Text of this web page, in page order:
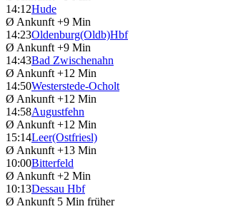
14:12Hude
Ø Ankunft +9 Min
14:23Oldenburg(Oldb)Hbf
Ø Ankunft +9 Min
14:43Bad Zwischenahn
Ø Ankunft +12 Min
14:50Westerstede-Ocholt
Ø Ankunft +12 Min
14:58Augustfehn
Ø Ankunft +12 Min
15:14Leer(Ostfriesl)
Ø Ankunft +13 Min
10:00Bitterfeld
Ø Ankunft +2 Min
10:13Dessau Hbf
Ø Ankunft 5 Min früher